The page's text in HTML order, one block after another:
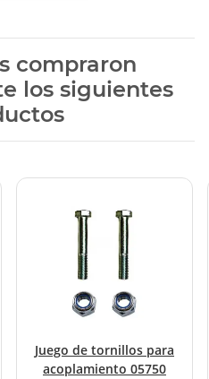
compraron
los siguientes
Juego de tornillos para
acoplamiento 05750